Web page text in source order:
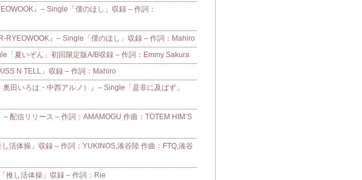
』– Single「僕のほし」収録 – 作詞：
RYEOWOOK』– Single「僕のほし」収録 – 作詞：Mahiro
「夏いぞん」初回限定版A/B収録 – 作詞：Emmy Sakura
N TELL」収録 – 作詞：Mahiro
奥田いろは・中西アルノ）』– Single「是非に及ばず」
配信リリース – 作詞：AMAMOGU 作曲：TOTEM HIM’S
活体操」収録 – 作詞：YUKINOS,湊谷陸 作曲：FTQ,湊谷
推し活体操」収録 – 作詞：Rie